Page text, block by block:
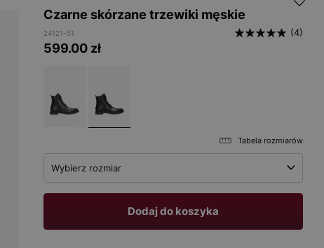
Czarne skórzane trzewiki męskie
24121-51 (4)
599.00 zł
Tabela rozmiarów
Wybierz rozmiar
Dodaj do koszyka